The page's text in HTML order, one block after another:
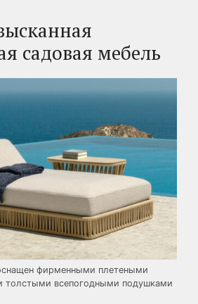
садовая мебель
фирменными плетеными
толстыми всепогодными подушками